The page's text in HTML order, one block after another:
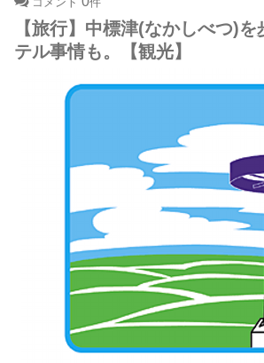
【旅行】中標津(なかしべつ)
テル事情も。【観光】